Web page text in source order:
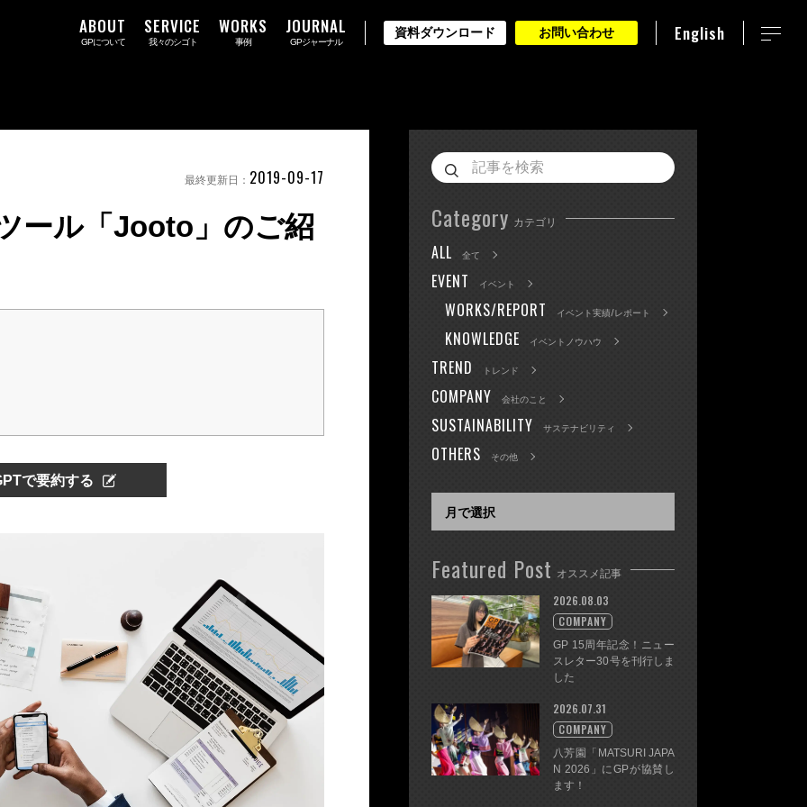
ABOUT
GPについて
SERVICE
我々のシゴト
WORKS
事例
JOURNAL
GPジャーナル
資料ダウンロード お問い合わせ English
ール「Jooto」のご紹
で要約する
最終更新日： 2019-09-17
Category カテゴリ
ALL 全て
EVENT イベント
WORKS/REPORT イベント実績/レポート
KNOWLEDGE イベントノウハウ
TREND トレンド
COMPANY 会社のこと
SUSTAINABILITY サステナビリティ
OTHERS その他
Featured Post オススメ記事
GP 15周年記念！ニュー
スレター30号を刊行しま
した
2026.08.03
COMPANY
八芳園「MATSURI JAPA
N 2026」にGPが協賛し
ます！
2026.07.31
COMPANY